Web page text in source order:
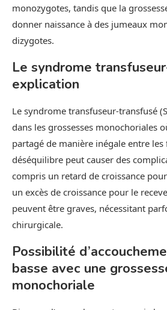
monozygotes, tandis que la
donner naissance à des jumeaux
dizygotes.
Le syndrome
explication
Le syndrome transfuseur-transfusé
dans les grossesses monochoriales
partagé de manière inégale entre
déséquilibre peut causer des
compris un retard de croissance
un excès de croissance pour le
peuvent être graves, nécessitant
chirurgicale.
Possibilité
basse avec une
monochoriale